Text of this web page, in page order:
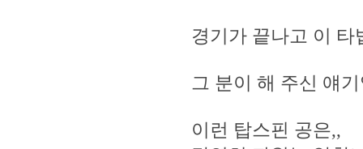
경기가 끝나고 이
그 분이 해 주신 얘
이런 탑스핀 공은,,